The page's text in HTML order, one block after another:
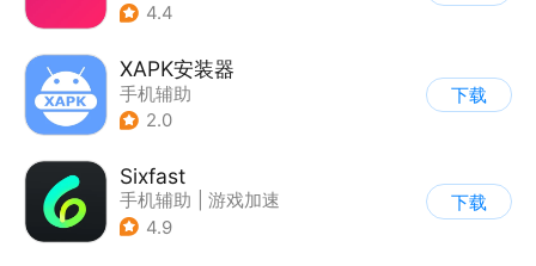
4.4
XAPK安装器
手机辅助
2.0
下载
Sixfast
手机辅助
游戏加速
4.9
下载